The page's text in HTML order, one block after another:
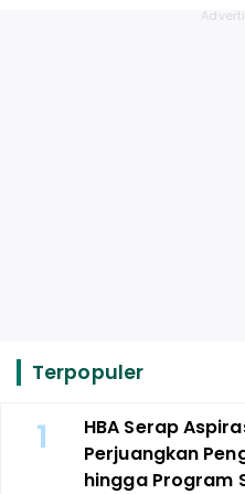
Terpopuler
1
HBA Serap
Perjuangkan
hingga Program